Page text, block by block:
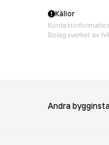
Källor
Bolagsverket av
Andra